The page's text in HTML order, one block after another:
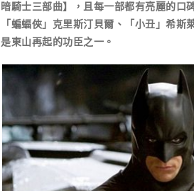
暗騎士三部曲】，且每一部都有亮麗的口
「蝙蝠俠」克里斯汀貝爾、「小丑」希
是東山再起的功臣之一。